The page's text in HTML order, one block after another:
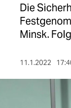
Die
Minsk.
11.1.2022